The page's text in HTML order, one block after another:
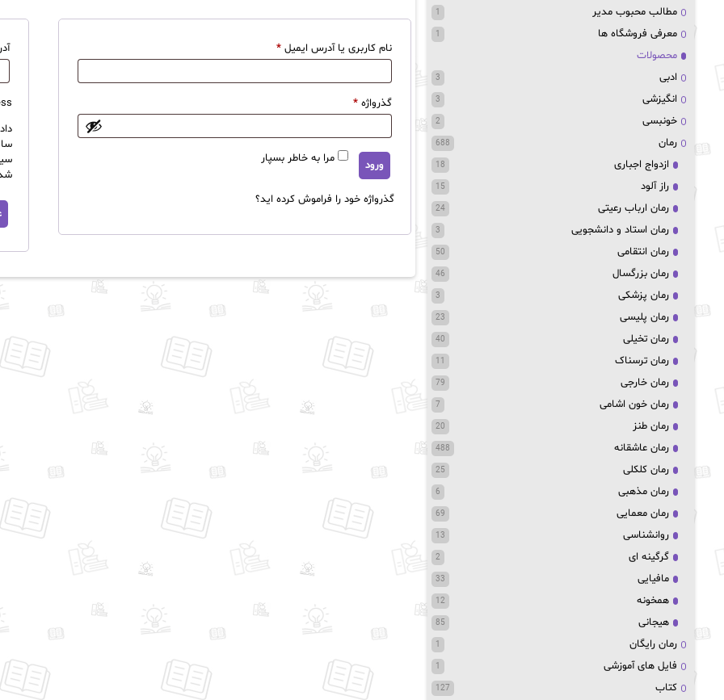
نام کاربری یا آدرس ایمیل *الزامی
گذرواژه *الزامی
مرا به خاطر بسپار ورود
گذرواژه خود را فراموش کرده اید؟
مطالب محبوب مدیر 1
معرفی فروشگاه ها 1
محصولات
ادبی
3
انگیزشی 3
خونبسی 2
رمان 688
ازدواج اجباری 18
راز آلود 15
رمان ارباب رعیتی 24
رمان استاد و دانشجویی 3
رمان انتقامی 50
رمان بزرگسال 46
رمان پزشکی 3
رمان پلیسی 23
رمان تخیلی 40
رمان ترسناک 11
رمان خارجی 79
رمان خون اشامی 7
رمان طنز 20
رمان عاشقانه 488
رمان کلکلی 25
رمان مذهبی 6
رمان معمایی 69
روانشناسی 13
گرگینه ای 2
مافیایی 33
همخونه 12
هیجانی 85
رمان رایگان 1
فایل های آموزشی 1
کتاب 127